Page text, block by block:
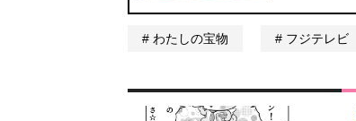
わたしの宝物 フジテレビ